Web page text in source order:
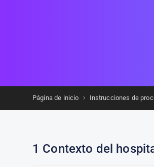
Página de inicio Instrucciones de
1 Contexto del